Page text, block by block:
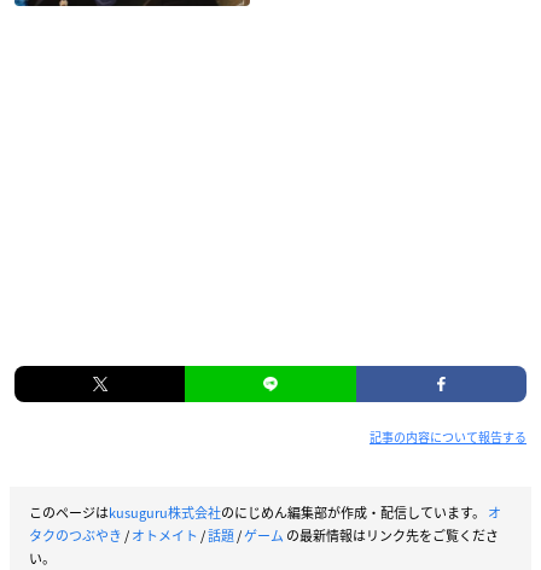
記事の内容について報告する
このページはkusuguru株式会社のにじめん編集部が作成・配信しています。 オ
タクのつぶやき/オトメイト /話題/ゲーム の最新情報はリンク先をご覧くださ
い。